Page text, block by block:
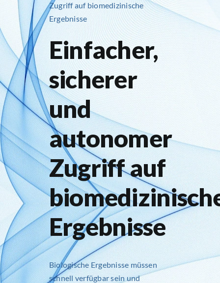
Zugriff auf biomedizinische
Ergebnisse
Einfacher,
sicherer
und
autonomer
Zugriff auf
Ergebnisse
Biologische Ergebnisse müssen
schnell verfügbar sein und